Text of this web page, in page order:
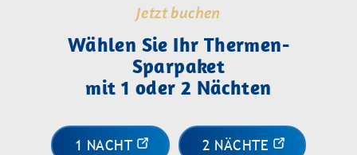
Jetzt buchen
Wählen Sie Ihr Thermen-
Sparpaket
mit 1 oder 2 Nächten
1 NACHT 2 NÄCHTE